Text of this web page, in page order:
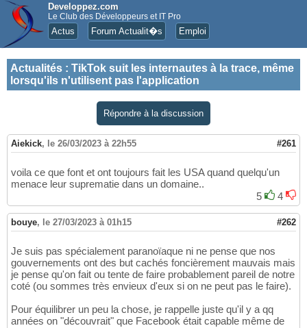
Developpez.com
Le Club des Développeurs et IT Pro
Actus Forum Actualit�s Emploi
Actualités : TikTok suit les internautes à la trace, même
lorsqu'ils n'utilisent pas l'application
Répondre à la discussion
Aiekick, le 26/03/2023 à 22h55 #261
voila ce que font et ont toujours fait les USA quand quelqu'un
menace leur suprematie dans un domaine..
5
4
bouye, le 27/03/2023 à 01h15 #262
Je suis pas spécialement paranoïaque ni ne pense que nos
gouvernements ont des but cachés foncièrement mauvais mais
je pense qu'on fait ou tente de faire probablement pareil de notre
coté (ou sommes très envieux d'eux si on ne peut pas le faire).
Pour équilibrer un peu la chose, je rappelle juste qu'il y a qq
années on "découvrait" que Facebook était capable même de